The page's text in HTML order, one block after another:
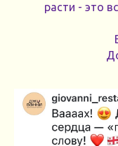
расти - это